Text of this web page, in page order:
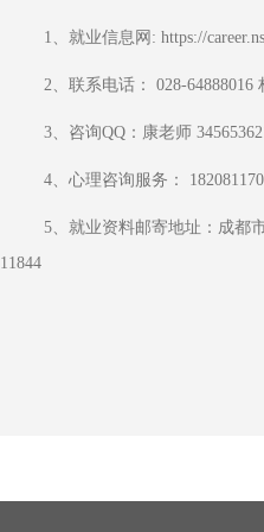
1、就业信息网: https://
2、联系电话： 028-
3、咨询QQ：康老师
4、心理咨询服务：